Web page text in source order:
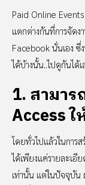
Paid Online
แตกต่างกันที่การจัด
Facebook นั่นเอง ซึ่
ได้บ้างนั้น..ไปดูกันได้เ
1. สามาร
Access
โดยทั่วไปแล้วในการ
ได้เพียงแค่รายละเอี
เท่านั้น แต่ในปัจจุบัน